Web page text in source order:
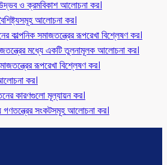
ও ক্রমবিকাশ আলোচনা কর।
আলোচনা কর।
কাল্পনিক সমাজতন্ত্রের রূপরেখা বিশ্লেষণ কর।
মধ্যে একটি তুলনামূলক আলোচনা কর।
রূপরেখা বিশ্লেষণ কর।
কর।
কারণগুলো মূল্যায়ন কর।
গণতন্ত্রের সংকটসমূহ আলোচনা কর।